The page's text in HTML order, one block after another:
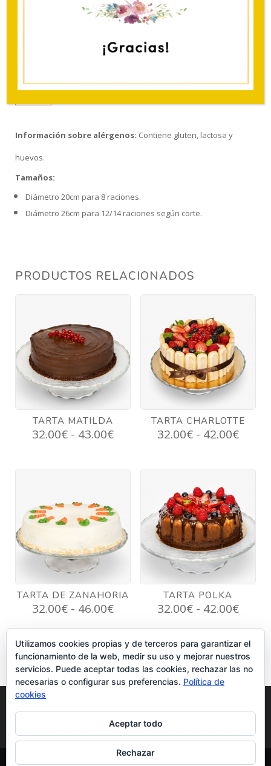
TARJETA PERSONALIZADA
TARTA
BANOFFEE
AÑADIR AL CARRITO
Información sobre alérgenos: Contiene gluten, lactosa y
huevos.
Tamaños:
Diámetro 20cm para 8 raciones.
Diámetro 26cm para 12/14 raciones según corte.
PRODUCTOS RELACIONADOS
TARTA MATILDA
32.00€ - 43.00€Rango
43.00€
TARTA CHARLOTTE
32.00€ - 42.00€
hasta
TARTA DE ZANAHORIA
32.00€ - 46.00€Rango
desde
32.00€
hasta
46.00€
TARTA POLKA
32.00€ - 42.00€
desde
hasta
Política de cookies
Condiciones de venta
Utilizamos cookies propias y de terceros para garantizar el
funcionamiento de la web, medir su uso y mejorar nuestros
servicios. Puede aceptar todas las cookies, rechazar las no
necesarias o configurar sus preferencias. Política de
cookies
Aceptar todo
Rechazar